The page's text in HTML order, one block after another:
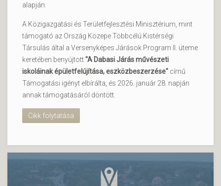
alapján.
A Közigazgatási és Területfejlesztési Minisztérium, mint
támogató az Ország Közepe Többcélú Kistérségi
Társulás által a Versenyképes Járások Program II. üteme
keretében benyújtott"A Dabasi Járás művészeti
iskoláinak épületfelújítása, eszközbeszerzése" című
Támogatási igényt elbírálta, és 2026. január 28. napján
annak támogatásáról döntött.
Cikk folytatása